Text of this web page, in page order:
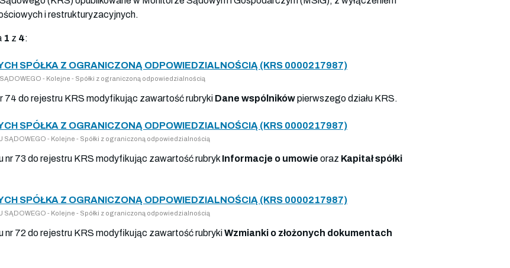
i restrukturyzacyjnych.
1 z 4:
SPÓŁKA Z OGRANICZONĄ ODPOWIEDZIALNOŚCIĄ (KRS 0000217987)
- Kolejne - Spółki z ograniczoną odpowiedzialnością
74 do rejestru KRS modyfikując zawartość rubryki Dane wspólnikówpierwszego działu KRS.
SPÓŁKA Z OGRANICZONĄ ODPOWIEDZIALNOŚCIĄ (KRS 0000217987)
SĄDOWEGO - Kolejne - Spółki z ograniczoną odpowiedzialnością
nr 73 do rejestru KRS modyfikując zawartość rubryk Informacje o umowie oraz Kapitał spółki
SPÓŁKA Z OGRANICZONĄ ODPOWIEDZIALNOŚCIĄ (KRS 0000217987)
SĄDOWEGO - Kolejne - Spółki z ograniczoną odpowiedzialnością
nr 72 do rejestru KRS modyfikując zawartość rubrykiWzmianki o złożonych dokumentach